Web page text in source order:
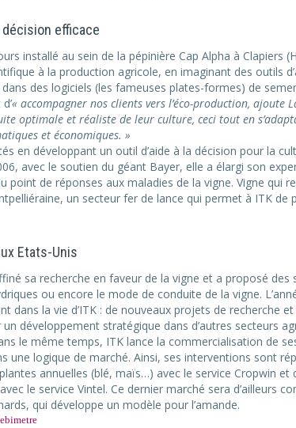
décision efficace
installé au sein de la pépinière Cap Alpha à Clapiers
à la production agricole, en imaginant des outils
des logiciels (les fameuses plates-formes) de
« accompagner nos clients vers l’éco-production, ajoute
optimale et réaliste de leur culture, ceci tout en
et économiques. »
en développant un outil d’aide à la décision pour la
avec le soutien du géant Bayer, elle a élargi son
point de réponses aux maladies de la vigne. Vigne qui
un secteur fer de lance qui permet à ITK
Etats-Unis
sa recherche en faveur de la vigne et a proposé
ou encore le mode de conduite de la vigne.
dans la vie d’ITK : de nouveaux projets de recherche
un développement stratégique dans d’autres secteurs
le même temps, ITK lance la commercialisation de
une logique de marché. Ainsi, ses interventions sont
annuelles (blé, maïs…) avec le service Cropwin et
le service Vintel. Ce dernier marché sera d’ailleurs
qui développe un modèle pour l’amande.